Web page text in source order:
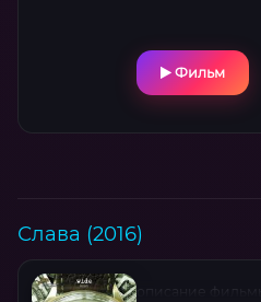
близости в
неловкие
Фильм
Слава (2016)
описание